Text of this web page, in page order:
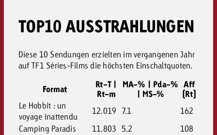
TOP10 AUSSTRAHLUNGEN
Diese 10 Sendungen erzielten im vergangenen Jahr
auf TF1 Séries-Films die höchsten Einschaltquoten.
Format
Rt-T |
Rt-m
MA-% | Pda-%
| MS-%
Aff
(Rt)
Le Hobbit : un
voyage inattendu
12.019 7.1
162
Camping Paradis
11.803 5.2
108